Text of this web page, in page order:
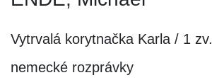
Vytrvalá korytnačka Karla / 1 zv.
nemecké rozprávky